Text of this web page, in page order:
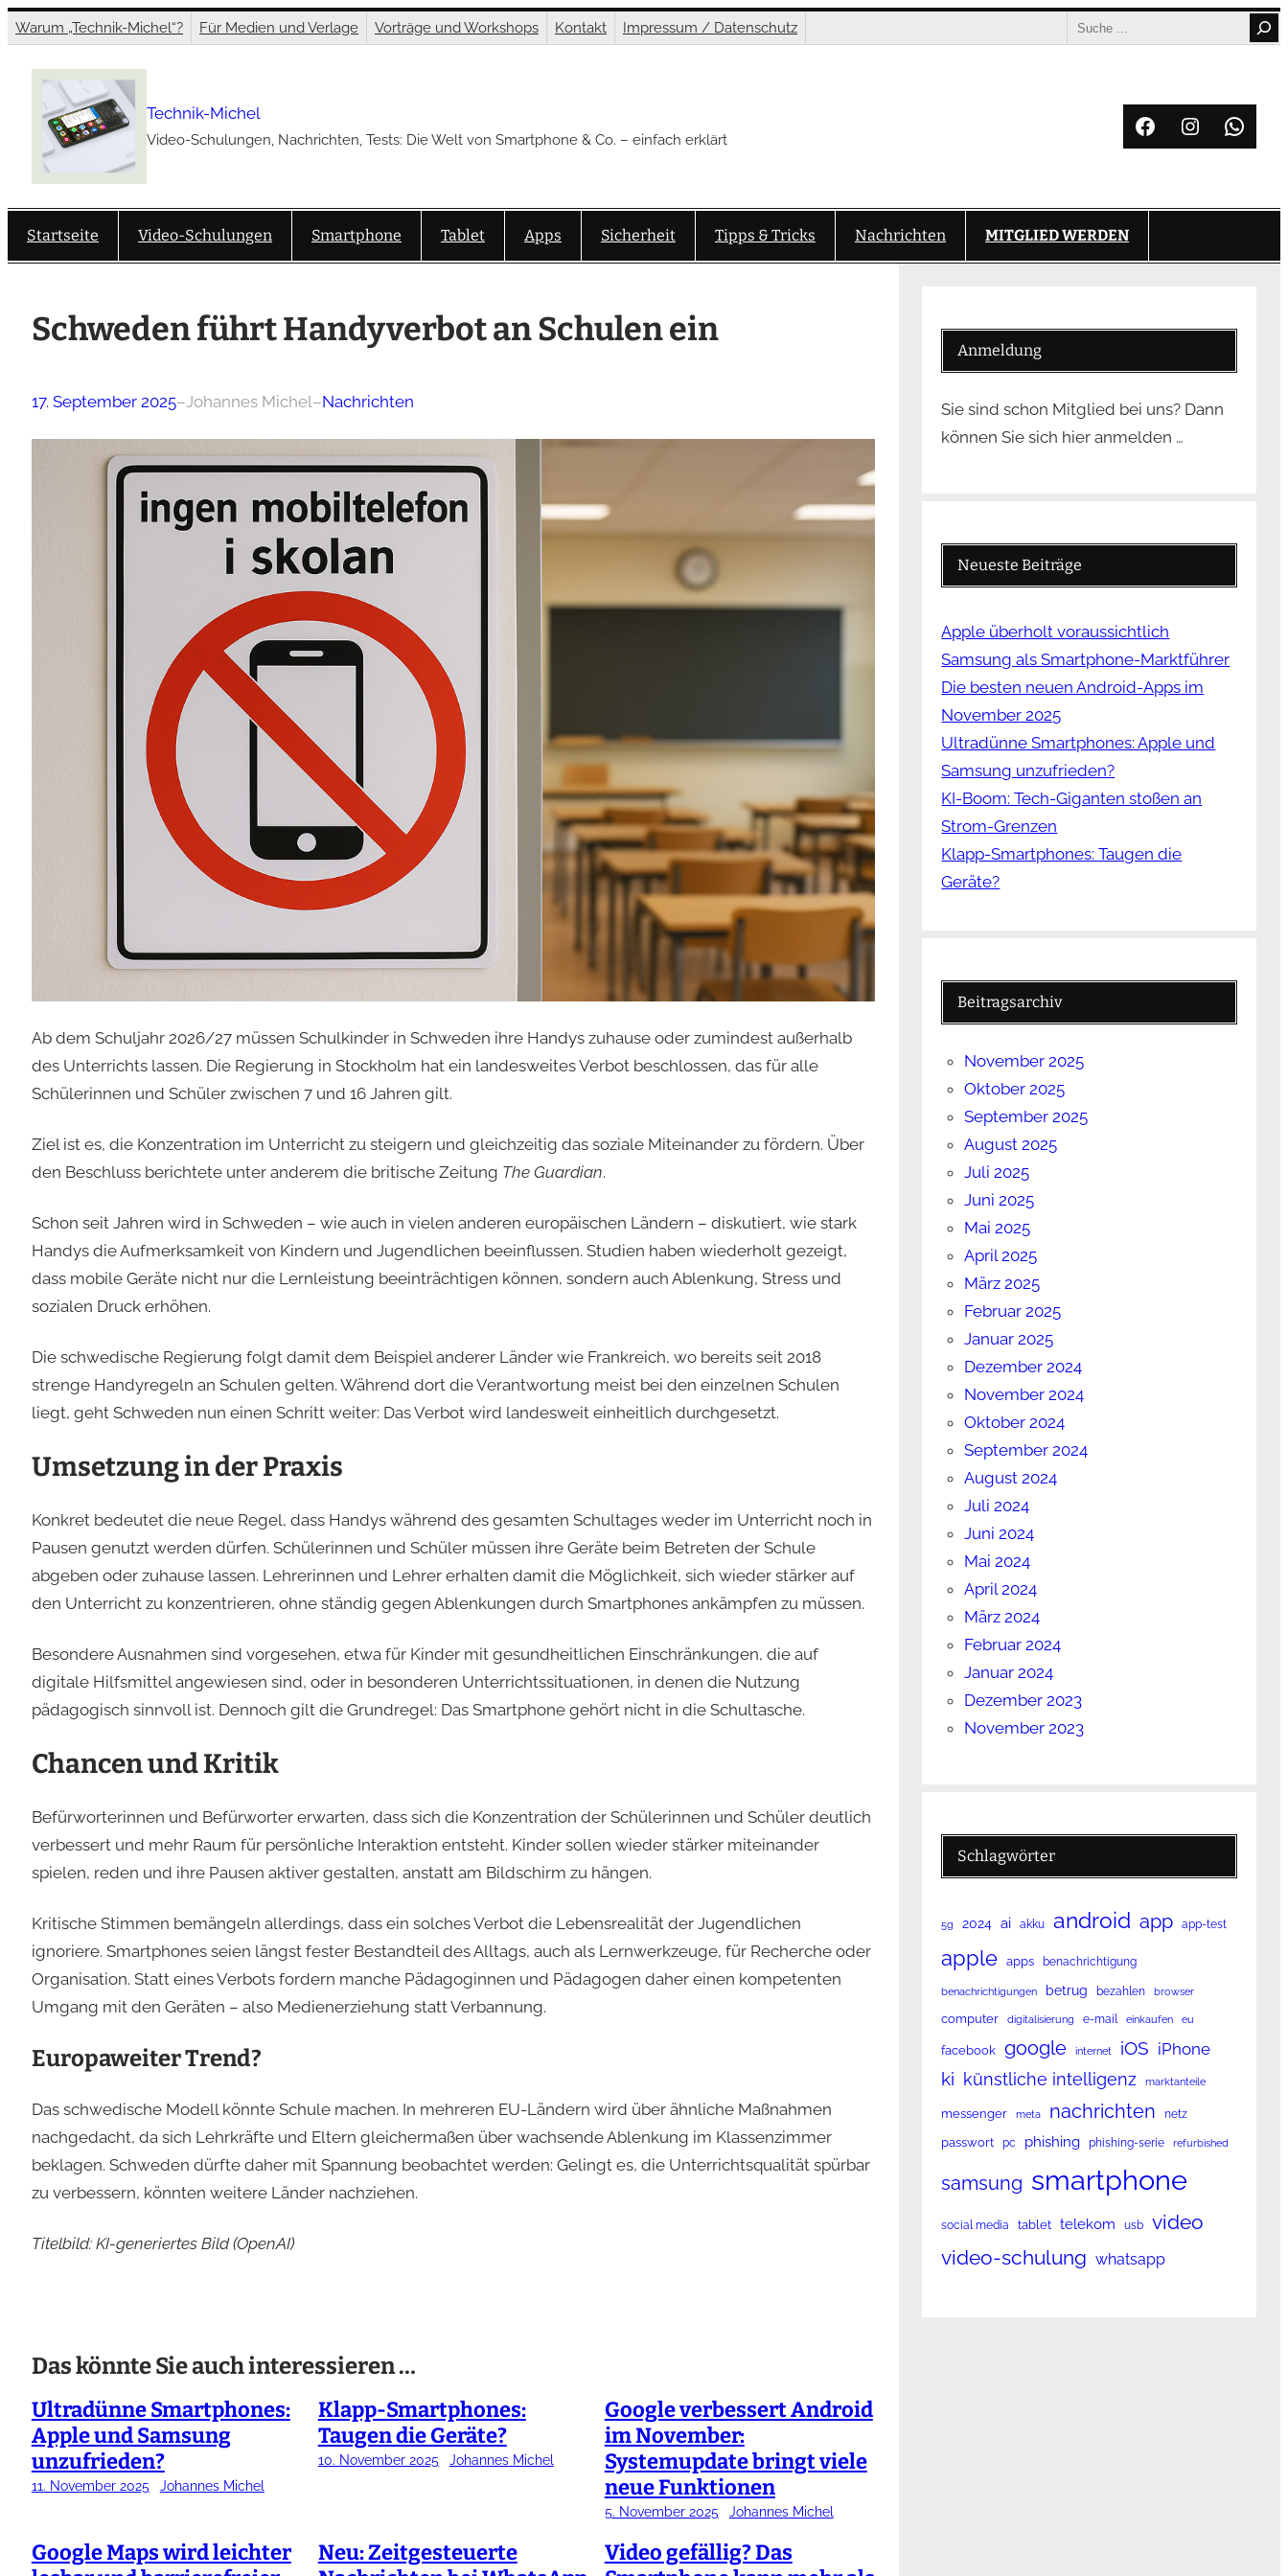
Zum
Inhalt
springen
Warum „Technik-Michel“? Für Medien und Verlage Vorträge und Workshops Kontakt Impressum / Datenschutz Search
Technik-Michel
Video-Schulungen, Nachrichten, Tests: Die Welt von Smartphone & Co. – einfach erklärt
Facebook
Instagram
Startseite Video-Schulungen Smartphone Tablet Apps Sicherheit Tipps & Tricks Nachrichten MITGLIED WERDEN
Schweden führt Handyverbot an Schulen ein
17. September 2025–Johannes Michel–Nachrichten
Ab dem Schuljahr 2026/27 müssen Schulkinder in Schweden ihre Handys zuhause oder zumindest außerhalb
des Unterrichts lassen. Die Regierung in Stockholm hat ein landesweites Verbot beschlossen, das für alle
Schülerinnen und Schüler zwischen 7 und 16 Jahren gilt.
Ziel ist es, die Konzentration im Unterricht zu steigern und gleichzeitig das soziale Miteinander zu fördern. Über
den Beschluss berichtete unter anderem die britische Zeitung The Guardian.
Schon seit Jahren wird in Schweden – wie auch in vielen anderen europäischen Ländern – diskutiert, wie stark
Handys die Aufmerksamkeit von Kindern und Jugendlichen beeinflussen. Studien haben wiederholt gezeigt,
dass mobile Geräte nicht nur die Lernleistung beeinträchtigen können, sondern auch Ablenkung, Stress und
sozialen Druck erhöhen.
Die schwedische Regierung folgt damit dem Beispiel anderer Länder wie Frankreich, wo bereits seit 2018
strenge Handyregeln an Schulen gelten. Während dort die Verantwortung meist bei den einzelnen Schulen
liegt, geht Schweden nun einen Schritt weiter: Das Verbot wird landesweit einheitlich durchgesetzt.
Umsetzung in der Praxis
Konkret bedeutet die neue Regel, dass Handys während des gesamten Schultages weder im Unterricht noch in
Pausen genutzt werden dürfen. Schülerinnen und Schüler müssen ihre Geräte beim Betreten der Schule
abgeben oder zuhause lassen. Lehrerinnen und Lehrer erhalten damit die Möglichkeit, sich wieder stärker auf
den Unterricht zu konzentrieren, ohne ständig gegen Ablenkungen durch Smartphones ankämpfen zu müssen.
Besondere Ausnahmen sind vorgesehen, etwa für Kinder mit gesundheitlichen Einschränkungen, die auf
digitale Hilfsmittel angewiesen sind, oder in besonderen Unterrichtssituationen, in denen die Nutzung
pädagogisch sinnvoll ist. Dennoch gilt die Grundregel: Das Smartphone gehört nicht in die Schultasche.
Chancen und Kritik
Befürworterinnen und Befürworter erwarten, dass sich die Konzentration der Schülerinnen und Schüler deutlich
verbessert und mehr Raum für persönliche Interaktion entsteht. Kinder sollen wieder stärker miteinander
spielen, reden und ihre Pausen aktiver gestalten, anstatt am Bildschirm zu hängen.
Kritische Stimmen bemängeln allerdings, dass ein solches Verbot die Lebensrealität der Jugendlichen
ignoriere. Smartphones seien längst fester Bestandteil des Alltags, auch als Lernwerkzeuge, für Recherche oder
Organisation. Statt eines Verbots fordern manche Pädagoginnen und Pädagogen daher einen kompetenten
Umgang mit den Geräten – also Medienerziehung statt Verbannung.
Europaweiter Trend?
Das schwedische Modell könnte Schule machen. In mehreren EU-Ländern wird über ähnliche Maßnahmen
nachgedacht, da sich Lehrkräfte und Eltern gleichermaßen über wachsende Ablenkung im Klassenzimmer
beklagen. Schweden dürfte daher mit Spannung beobachtet werden: Gelingt es, die Unterrichtsqualität spürbar
zu verbessern, könnten weitere Länder nachziehen.
Titelbild: KI-generiertes Bild (OpenAI)
Das könnte Sie auch interessieren …
Ultradünne Smartphones:
Apple und Samsung
unzufrieden?
11. November 2025 Johannes Michel
Klapp-Smartphones:
Taugen die Geräte?
10. November 2025 Johannes Michel
Google verbessert Android
im November:
Systemupdate bringt viele
neue Funktionen
5. November 2025 Johannes Michel
Google Maps wird leichter
Neu: Zeitgesteuerte
Video gefällig? Das
Anmeldung
Sie sind schon Mitglied bei uns? Dann
können Sie sich hier anmelden …
Neueste Beiträge
Apple überholt voraussichtlich
Samsung als Smartphone-Marktführer
Die besten neuen Android-Apps im
November 2025
Ultradünne Smartphones: Apple und
Samsung unzufrieden?
KI-Boom: Tech-Giganten stoßen an
Strom-Grenzen
Klapp-Smartphones: Taugen die
Geräte?
Beitragsarchiv
November 2025
Oktober 2025
September 2025
August 2025
Juli 2025
Juni 2025
Mai 2025
April 2025
März 2025
Februar 2025
Januar 2025
Dezember 2024
November 2024
Oktober 2024
September 2024
August 2024
Juli 2024
Juni 2024
Mai 2024
April 2024
März 2024
Februar 2024
Januar 2024
Dezember 2023
November 2023
Schlagwörter
5g 2024 ai akku android app app-test
apple apps benachrichtigung
benachrichtigungen betrug bezahlen browser
computer digitalisierung e-mail einkaufen eu
facebook google internet iOS iPhone
ki künstliche intelligenz marktanteile
messenger meta nachrichten netz
passwort pc phishing phishing-serie refurbished
samsung smartphone
social media tablet telekom usb
video
video-schulung whatsapp